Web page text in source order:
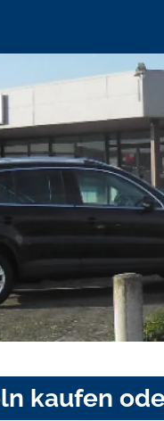
kaufen